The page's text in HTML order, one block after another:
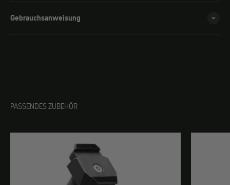
Gebrauchsanweisung
PASSENDES ZUBEHÖR